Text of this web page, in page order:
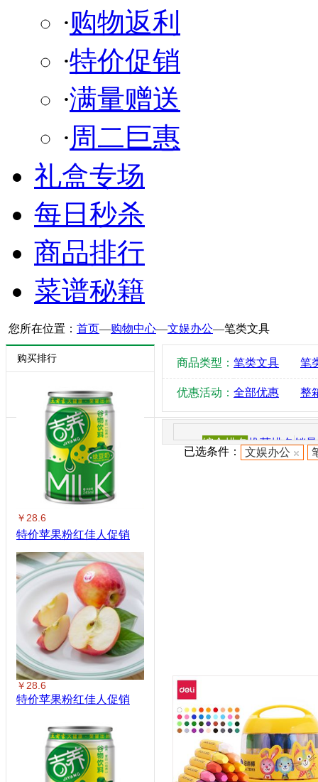
·购物返利
·特价促销
·满量赠送
·周二巨惠
礼盒专场
每日秒杀
商品排行
菜谱秘籍
您所在位置： 首页—购物中心—文娱办公—笔类文具
购买排行
￥28.6
特价苹果粉红佳人促销
￥28.6
特价苹果粉红佳人促销
商品类型： 笔类文具 笔
优惠活动： 全部优惠 整
综合排名推荐排名销
已选条件： 文娱办公